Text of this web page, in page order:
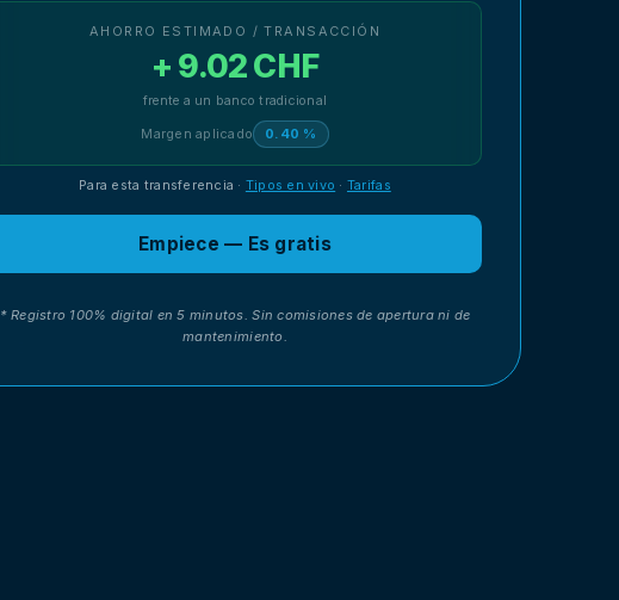
AHORRO ESTIMADO / TRANSACCIÓN
+ 9.02 CHF
frente a un banco tradicional
Margen aplicado 0.40 %
Para esta transferencia · Tipos en vivo · Tarifas
Empiece — Es gratis
* Registro 100% digital en 5 minutos. Sin comisiones de apertura ni de
mantenimiento.